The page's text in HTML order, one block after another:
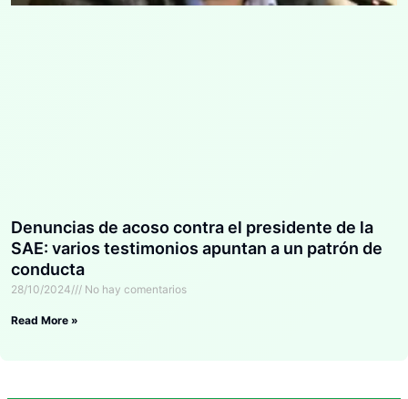
Denuncias de acoso contra el presidente de la
SAE: varios testimonios apuntan a un patrón de
conducta
28/10/2024 No hay comentarios
Read More »